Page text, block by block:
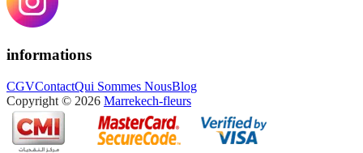
informations
CGVContactQui Sommes NousBlog
Copyright © 2026 Marrekech-fleurs